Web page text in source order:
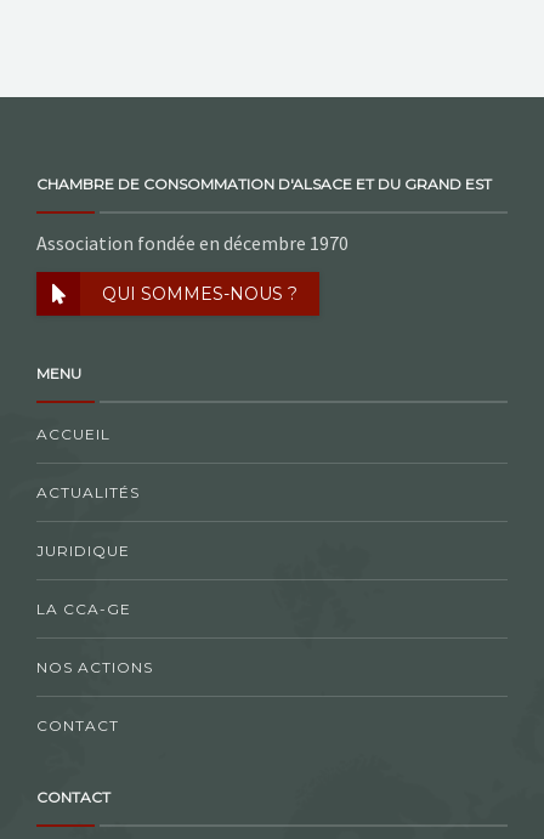
CHAMBRE DE CONSOMMATION D'ALSACE ET DU GRAND EST
Association fondée en décembre 1970
QUI SOMMES-NOUS ?
MENU
ACCUEIL
ACTUALITÉS
JURIDIQUE
LA CCA-GE
NOS ACTIONS
CONTACT
CONTACT